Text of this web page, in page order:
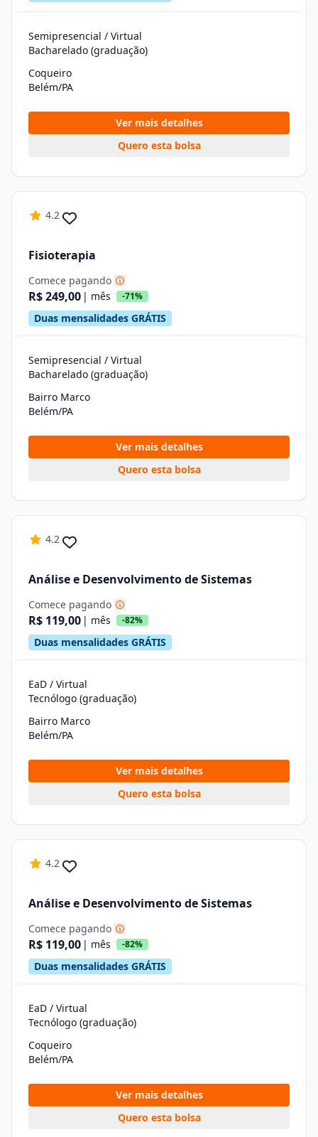
Semipresencial / Virtual
Bacharelado (graduação)
Coqueiro
Belém/PA
Ver mais detalhes
Quero esta bolsa
4.2
Fisioterapia
Comece pagando
R$ 249,00 | mês -71%
Duas mensalidades GRÁTIS
Semipresencial / Virtual
Bacharelado (graduação)
Bairro Marco
Belém/PA
Ver mais detalhes
Quero esta bolsa
4.2
Análise e Desenvolvimento de Sistemas
Comece pagando
R$ 119,00 | mês -82%
Duas mensalidades GRÁTIS
EaD / Virtual
Tecnólogo (graduação)
Bairro Marco
Belém/PA
Ver mais detalhes
Quero esta bolsa
4.2
Análise e Desenvolvimento de Sistemas
Comece pagando
R$ 119,00 | mês -82%
Duas mensalidades GRÁTIS
EaD / Virtual
Tecnólogo (graduação)
Coqueiro
Belém/PA
Ver mais detalhes
Quero esta bolsa